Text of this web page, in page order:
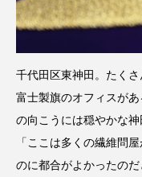
千代田区東神田。たくさ
富士製旗のオフィスが
の向こうには穏やかな神
「ここは多くの繊維問
のに都合がよかったのだ